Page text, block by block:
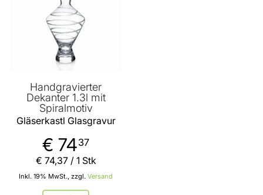
Handgravierter
Dekanter 1.3l mit
Spiralmotiv
Gläserkastl Glasgravur
€ 7437
Inkl. 19% MwSt., zzgl. Versand
€ 74,37/ 1 Stk